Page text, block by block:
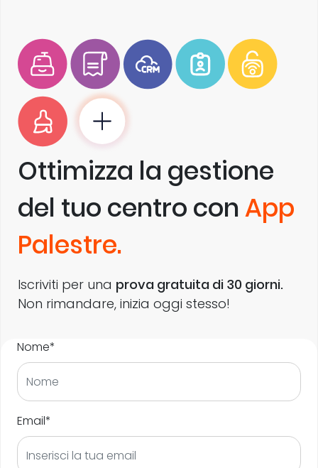
Ottimizza la gestione
del tuo centro con App
Palestre.
Iscriviti per una prova gratuita di 30 giorni.
Non rimandare, inizia oggi stesso!
Nome*
Email*